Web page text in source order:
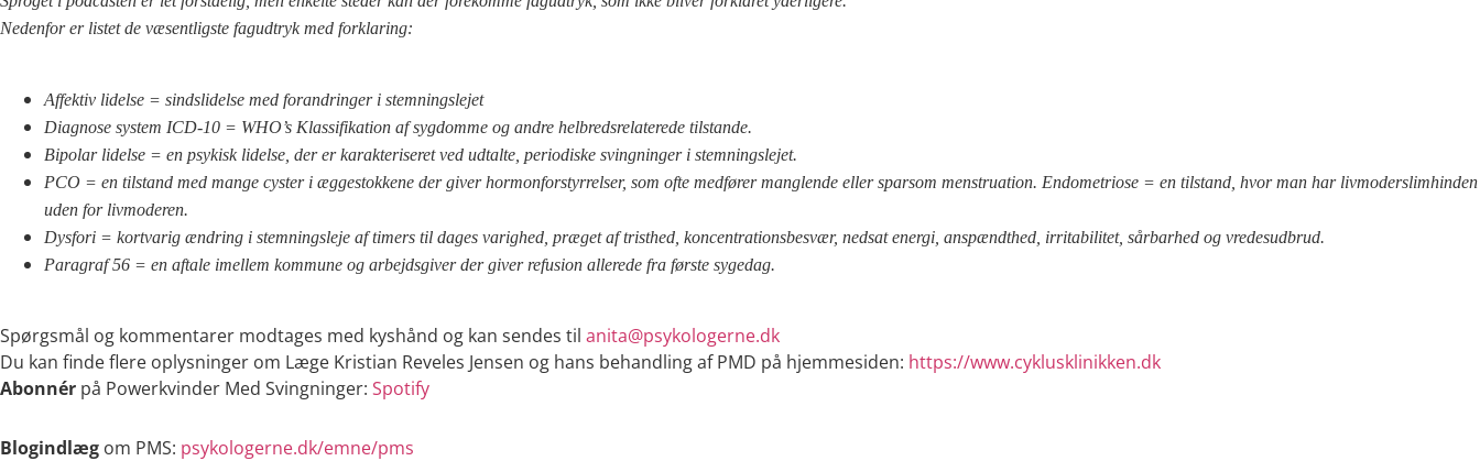
Nedenfor er listet de væsentligste fagudtryk med forklaring:
Affektiv lidelse = sindslidelse med forandringer i stemningslejet
Diagnose system ICD-10 = WHO’s Klassifikation af sygdomme og andre helbredsrelaterede tilstande.
Bipolar lidelse = en psykisk lidelse, der er karakteriseret ved udtalte, periodiske svingninger i stemningslejet.
PCO = en tilstand med mange cyster i æggestokkene der giver hormonforstyrrelser, som ofte medfører manglende eller sparsom menstruation. Endometriose = en tilstand, hvor man har livmoderslimhinden
uden for livmoderen.
Dysfori = kortvarig ændring i stemningsleje af timers til dages varighed, præget af tristhed, koncentrationsbesvær, nedsat energi, anspændthed, irritabilitet, sårbarhed og vredesudbrud.
Paragraf 56 = en aftale imellem kommune og arbejdsgiver der giver refusion allerede fra første sygedag.
Spørgsmål og kommentarer modtages med kyshånd og kan sendes til anita@psykologerne.dk
Du kan finde flere oplysninger om Læge Kristian Reveles Jensen og hans behandling af PMD på hjemmesiden: https://www.cyklusklinikken.dk
Abonnér på Powerkvinder Med Svingninger: Spotify
Blogindlæg om PMS: psykologerne.dk/emne/pms